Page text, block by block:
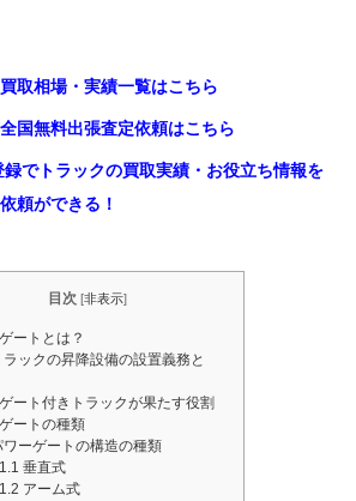
取相場・実績一覧はこちら
国無料出張査定依頼はこちら
録でトラックの買取実績・お役立ち情報を
頼ができる！
目次 [非表示]
ートとは？
ラックの昇降設備の設置義務と
ート付きトラックが果たす役割
ートの種類
ワーゲートの構造の種類
垂直式
アーム式